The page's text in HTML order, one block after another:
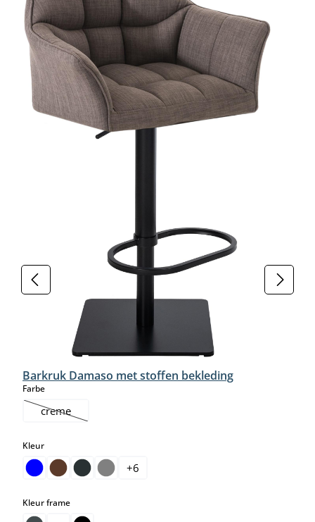
Barkruk Damaso met stoffen bekleding
Farbeselect
creme
(Deze optie is momenteel niet beschikbaar.)
Kleurselect
+6
Kleur frameselect